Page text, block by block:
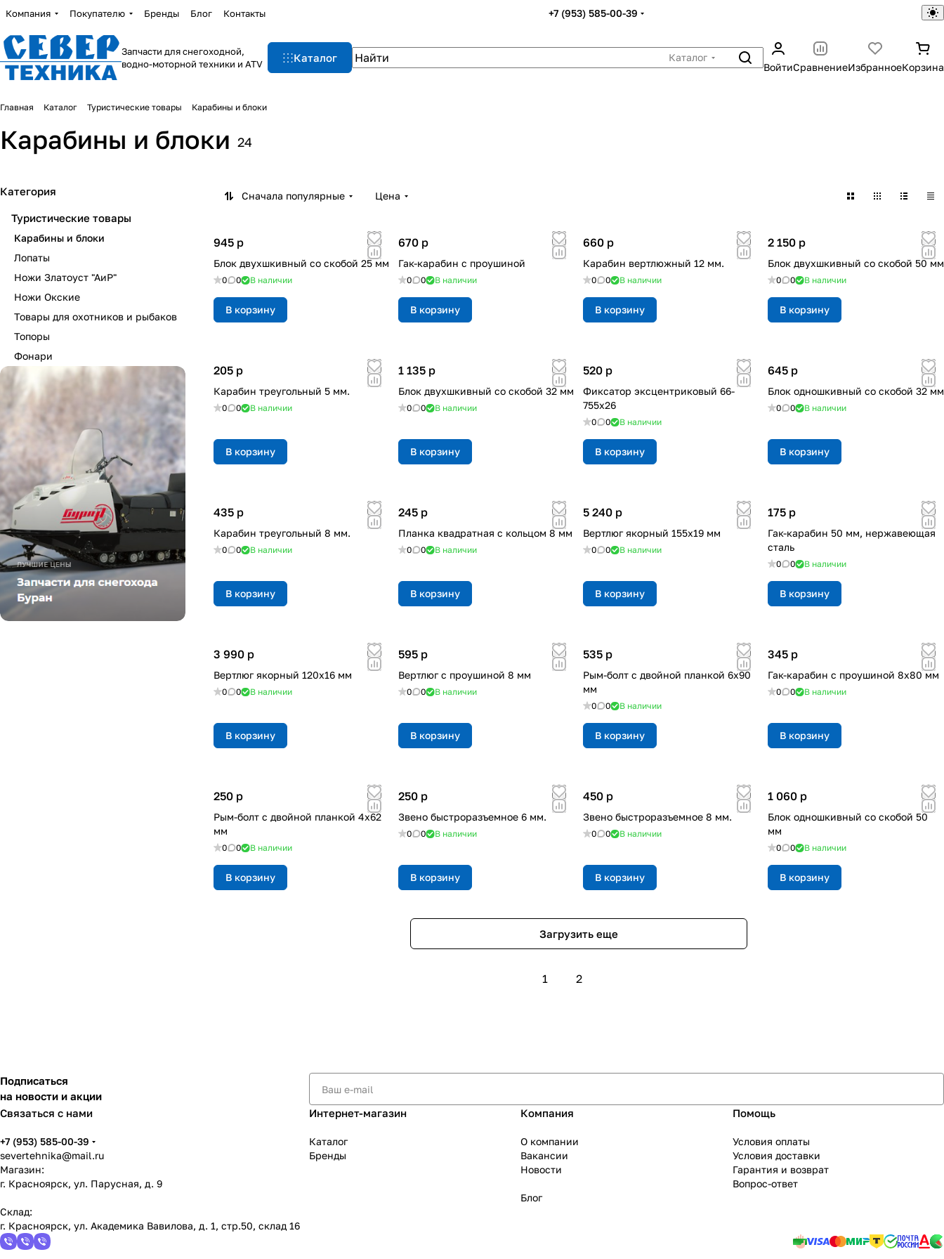
Компания Покупателю Бренды Блог Контакты +7 (953) 585-00-39
Запчасти для снегоходной,
водно-моторной техники и ATV
Каталог
Каталог
ВойтиСравнениеИзбранноеКорзина
Главная Каталог Туристические товары Карабины и блоки
Карабины и блоки 24
Сначала популярные Цена
945 p
Блок двухшкивный со скобой 25 мм
0 0 В наличии
В корзину
670 p
Гак-карабин с проушиной
0 0 В наличии
В корзину
660 p
Карабин вертлюжный 12 мм.
0 0 В наличии
В корзину
2 150 p
Блок двухшкивный со скобой 50 мм
0 0 В наличии
В корзину
205 p
Карабин треугольный 5 мм.
0 0 В наличии
В корзину
1 135 p
Блок двухшкивный со скобой 32 мм
0 0 В наличии
В корзину
520 p
Фиксатор эксцентриковый 66-
755х26
0 0 В наличии
В корзину
645 p
Блок одношкивный со скобой 32 мм
0 0 В наличии
В корзину
435 p
Карабин треугольный 8 мм.
0 0 В наличии
В корзину
245 p
Планка квадратная с кольцом 8 мм
0 0 В наличии
В корзину
5 240 p
Вертлюг якорный 155х19 мм
0 0 В наличии
В корзину
175 p
Гак-карабин 50 мм, нержавеющая
сталь
0 0 В наличии
В корзину
3 990 p
Вертлюг якорный 120х16 мм
0 0 В наличии
В корзину
595 p
Вертлюг с проушиной 8 мм
0 0 В наличии
В корзину
535 p
Рым-болт с двойной планкой 6х90
мм
0 0 В наличии
В корзину
345 p
Гак-карабин с проушиной 8х80 мм
0 0 В наличии
В корзину
250 p
Рым-болт с двойной планкой 4х62
мм
0 0 В наличии
В корзину
250 p
Звено быстроразъемное 6 мм.
0 0 В наличии
В корзину
450 p
Звено быстроразъемное 8 мм.
0 0 В наличии
В корзину
1 060 p
Блок одношкивный со скобой 50
мм
0 0 В наличии
В корзину
Загрузить еще
1 2
Категория
Туристические товары
Карабины и блоки
Лопаты
Ножи Златоуст "АиР"
Ножи Окские
Товары для охотников и рыбаков
Топоры
Фонари
Подписаться
на новости и акции
Связаться с нами
+7 (953) 585-00-39
severtehnika@mail.ru
Магазин:
г. Красноярск, ул. Парусная, д. 9
Склад:
г. Красноярск, ул. Академика Вавилова, д. 1, стр.50, склад 16
Интернет-магазин
Каталог
Бренды
Компания
О компании
Вакансии
Новости
Блог
Помощь
Условия оплаты
Условия доставки
Гарантия и возврат
Вопрос-ответ